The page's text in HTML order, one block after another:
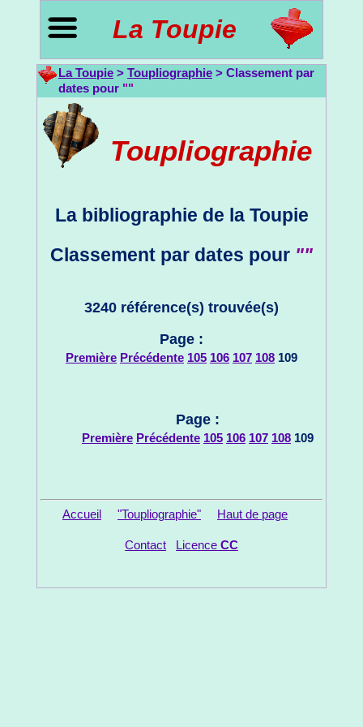
La Toupie
La Toupie > Toupliographie > Classement par
dates pour ""
Toupliographie
La bibliographie de la Toupie
Classement par dates pour ""
3240 référence(s) trouvée(s)
Page :
Première Précédente 105 106 107 108 109
Page :
Première Précédente 105 106 107 108 109
Accueil "Toupliographie" Haut de page
Contact Licence CC